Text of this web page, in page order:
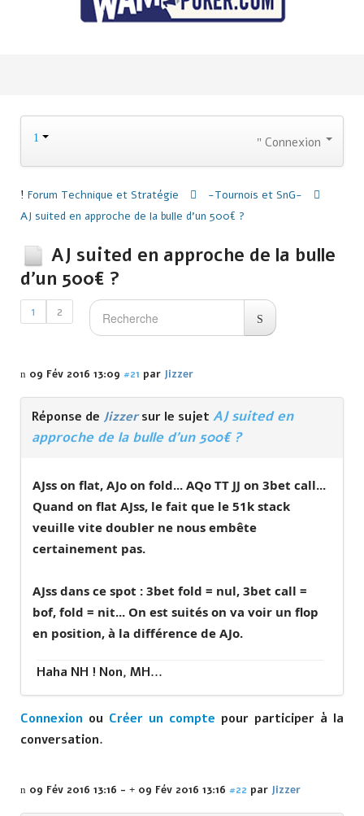
Connexion
Forum Technique et Stratégie
-Tournois et SnG-
AJ suited en approche de la bulle d'un 500€ ?
AJ suited en approche de la bulle
d'un 500€ ?
1 2
09 Fév 2016 13:09 #21 par Jizzer
Réponse de Jizzersur le sujet AJ suited en
approche de la bulle d'un 500€ ?
AJss on flat, AJo on fold... AQo TT JJ on 3bet call...
Quand on flat AJss, le fait que le 51k stack
veuille vite doubler ne nous embête
certainement pas.
AJss dans ce spot : 3bet fold = nul, 3bet call =
bof, fold = nit... On est suités on va voir un flop
en position, à la différence de AJo.
Haha NH ! Non, MH...
Connexion ou Créer un compte pour participer à la
conversation.
09 Fév 2016 13:16 - 09 Fév 2016 13:16 #22 par Jizzer